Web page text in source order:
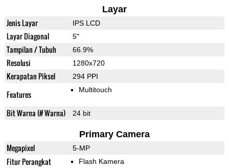
Layar
Jenis Layar IPS LCD
Layar Diagonal 5"
Tampilan / Tubuh 66.9%
Resolusi 1280x720
Kerapatan Piksel 294 PPI
Features Multitouch
Bit Warna (# Warna) 24 bit
Primary Camera
Megapixel 5-MP
Fitur Perangkat
Flash Kamera